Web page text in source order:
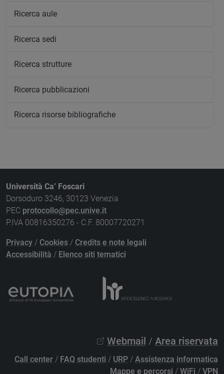
Ricerca aule
Ricerca sedi
Ricerca strutture
Ricerca pubblicazioni
Ricerca risorse bibliografiche
Università Ca’ Foscari
Dorsoduro 3246, 30123 Venezia
PEC protocollo@pec.unive.it
P.IVA 00816350276 - C.F. 80007720271
Privacy / Cookies / Credits e note legali
Accessibilità / Elenco siti tematici
Webmail / Area riservata
Call center / FAQ studenti / URP / Assistenza informatica
Mappe e percorsi / WiFi / VPN